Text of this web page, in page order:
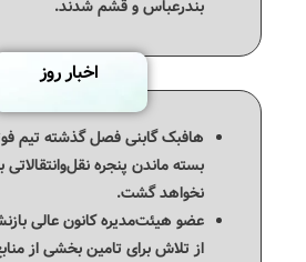
بندرعباس و قشم شدند.
اخبار روز
هافبک گابنی فصل گذشته تیم
بسته ماندن پنجره نقل‌وانتقالاتی
نخواهد گشت.
عضو هیئت‌مدیره کانون عالی
از تلاش برای تامین بخشی از